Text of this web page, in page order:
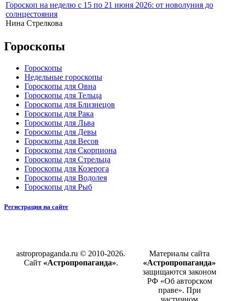
Гороскоп на неделю с 15 по 21 июня 2026: от новолуния до
солнцестояния
Нина Стрелкова
Гороскопы
Гороскопы
Недельные гороскопы
Гороскопы для Овна
Гороскопы для Тельца
Гороскопы для Близнецов
Гороскопы для Рака
Гороскопы для Льва
Гороскопы для Девы
Гороскопы для Весов
Гороскопы для Скорпиона
Гороскопы для Стрельца
Гороскопы для Козерога
Гороскопы для Водолея
Гороскопы для Рыб
Регистрация на сайте
astropropaganda.ru © 2010-2026.
Сайт «Астропропаганда».
Материалы сайта
«Астропропаганда»
защищаются законом
РФ «Об авторском
праве». При